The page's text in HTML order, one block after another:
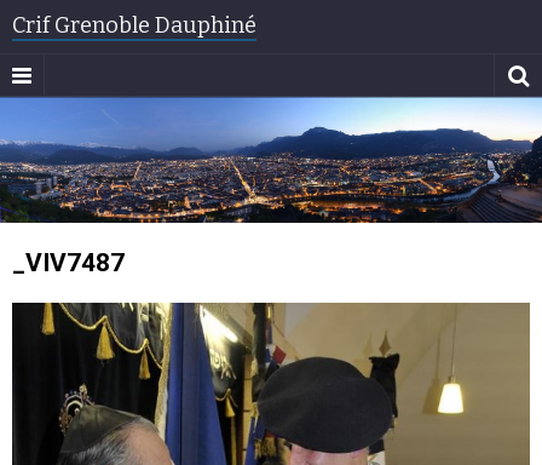
Crif Grenoble Dauphiné
_VIV7487